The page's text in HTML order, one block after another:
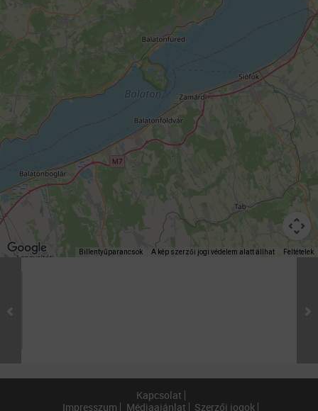
Billentyűparancsok A kép szerzői jogi védelem alatt állhat Feltételek
Kapcsolat
Impresszum
Médiaajánlat Szerzői jogok